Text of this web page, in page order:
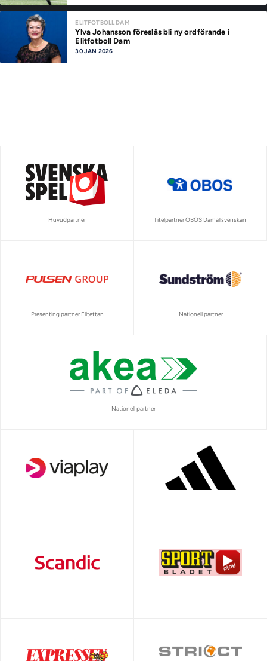
ELITFOTBOLL DAM
Ylva Johansson föreslås bli ny ordförande i
Elitfotboll Dam
30 JAN 2026
Huvudpartner Titelpartner OBOS Damallsvenskan
Presenting partner Elitettan Nationell partner
Nationell partner